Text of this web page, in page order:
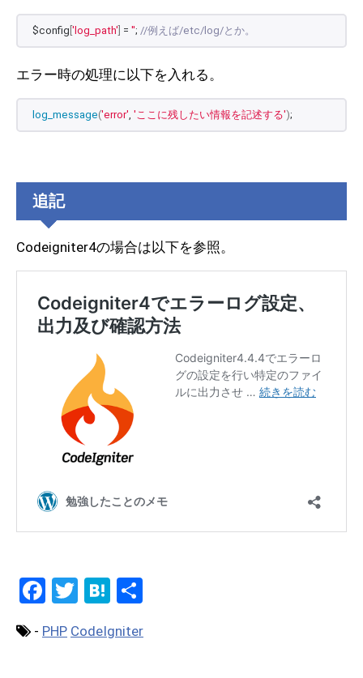
$config 'log_path' = ''; //例えば/etc/log/とか。
エラー時の処理に以下を入れる。
log_message('error', 'ここに残したい情報を記述する');
追記
Codeigniter4の場合は以下を参照。
F
ce
T
tt
H
e
- PHP CodeIgniter